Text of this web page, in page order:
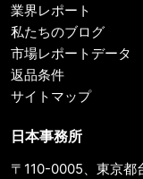
業界レポート
私たちのブログ
市場レポートデータ
返品条件
サイトマップ
日本事務所
〒110-0005、東京都